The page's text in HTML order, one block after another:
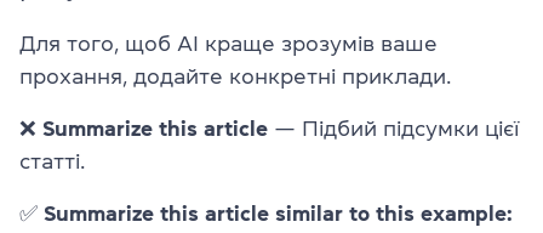
Для того, щоб AI краще зрозумів ваше
прохання, додайте конкретні приклади.
❌ Summarize this article — Підбий підсумки цієї
статті.
✅ Summarize this article similar to this example: